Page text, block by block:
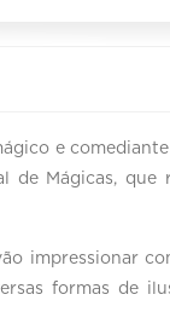
e
de Mágicas,
impressionar
formas de